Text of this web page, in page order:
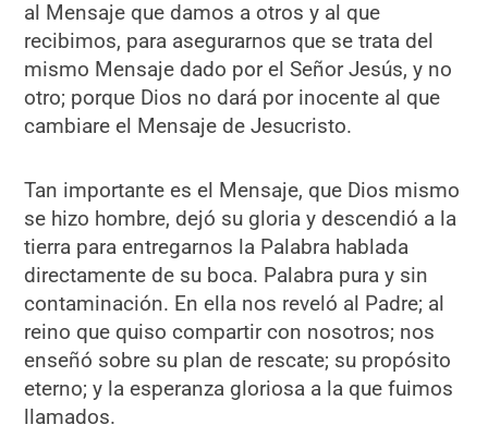
al Mensaje que damos a otros y al que
recibimos, para asegurarnos que se trata del
mismo Mensaje dado por el Señor Jesús, y no
otro; porque Dios no dará por inocente al que
cambiare el Mensaje de Jesucristo.
Tan importante es el Mensaje, que Dios mismo
se hizo hombre, dejó su gloria y descendió a la
tierra para entregarnos la Palabra hablada
directamente de su boca. Palabra pura y sin
contaminación. En ella nos reveló al Padre; al
reino que quiso compartir con nosotros; nos
enseñó sobre su plan de rescate; su propósito
eterno; y la esperanza gloriosa a la que fuimos
llamados.